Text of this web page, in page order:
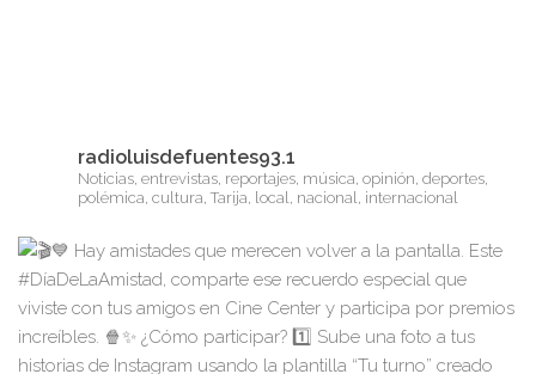
radioluisdefuentes93.1
Noticias, entrevistas, reportajes, música, opinión, deportes,
polémica, cultura, Tarija, local, nacional, internacional